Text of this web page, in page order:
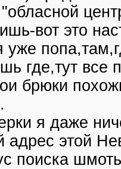
вот это
где,тут
брюки
я даже
адрес этой
поиска